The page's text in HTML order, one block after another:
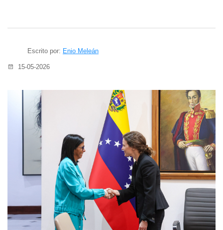
Escrito por: Enio Meleán
15-05-2026